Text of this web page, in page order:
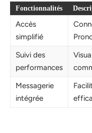
Fonctionnalités
Accès
simplifié
Suivi des
performances
Messagerie
intégrée